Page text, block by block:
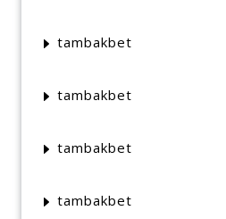
tambakbet
tambakbet
tambakbet
tambakbet